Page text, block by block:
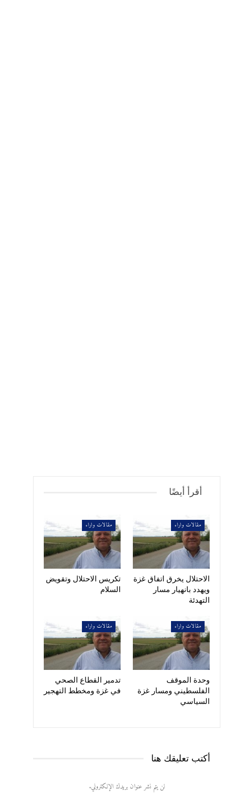
أقرأ أيضًا
مقالات واراء
الاحتلال يخرق اتفاق غزة
ويهدد بانهيار مسار
التهدئة
مقالات واراء
تكريس الاحتلال وتقويض
السلام
مقالات واراء
وحدة الموقف
الفلسطيني ومسار غزة
السياسي
مقالات واراء
تدمير القطاع الصحي
في غزة ومخطط التهجير
أكتب تعليقك هنا
لن يتم نشر عنوان بريدك الإلكتروني.